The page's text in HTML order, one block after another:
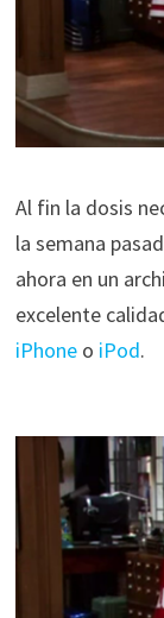
Al fin la dosis
la semana
ahora en un
excelente
iPhoneo iPod.